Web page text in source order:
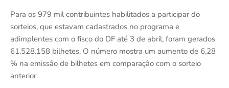
Para os 979 mil contribuintes habilitados a participar do
sorteios, que estavam cadastrados no programa e
adimplentes com o fisco do DF até 3 de abril, foram gerados
61.528.158 bilhetes. O número mostra um aumento de 6,28
% na emissão de bilhetes em comparação com o sorteio
anterior.